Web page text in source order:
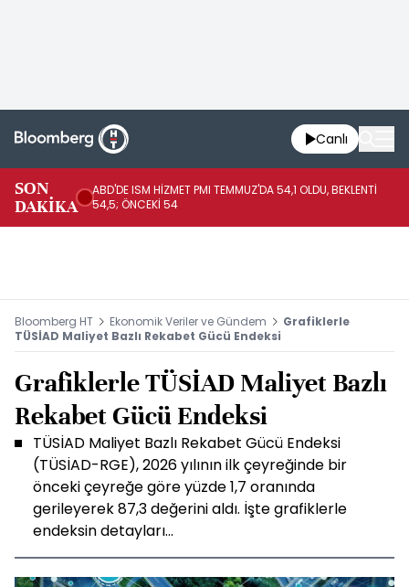
Canlı
SON
DAKİKA
ABD'DE ISM HİZMET PMI TEMMUZ'DA 54,1 OLDU, BEKLENTİ
54,5; ÖNCEKİ 54
Bloomberg HT Ekonomik Veriler ve Gündem
Grafiklerle
TÜSİAD Maliyet Bazlı Rekabet Gücü Endeksi
Grafiklerle TÜSİAD Maliyet Bazlı
Rekabet Gücü Endeksi
TÜSİAD Maliyet Bazlı Rekabet Gücü Endeksi
(TÜSİAD-RGE), 2026 yılının ilk çeyreğinde bir
önceki çeyreğe göre yüzde 1,7 oranında
gerileyerek 87,3 değerini aldı. İşte grafiklerle
endeksin detayları...